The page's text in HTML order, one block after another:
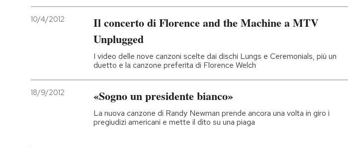
Entra
10/4/2012
Il concerto di Florence and the Machine a MTV
Unplugged
I video delle nove canzoni scelte dai dischi Lungs e Ceremonials, più un
duetto e la canzone preferita di Florence Welch
18/9/2012 «Sogno un presidente bianco»
La nuova canzone di Randy Newman prende ancora una volta in giro i
pregiudizi americani e mette il dito su una piaga